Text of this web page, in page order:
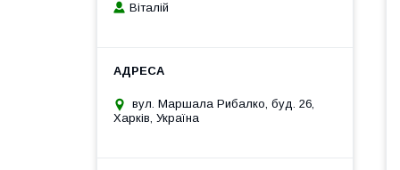
Віталій
вул. Маршала Рибалко, буд. 26,
Харків, Україна